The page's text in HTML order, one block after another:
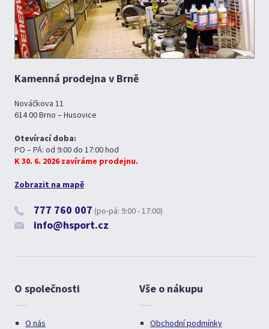
Kamenná prodejna v Brně
Nováčkova 11
614 00 Brno – Husovice
Otevírací doba:
PO – PÁ: od 9:00 do 17:00 hod
K 30. 6. 2026 zavíráme prodejnu.
Zobrazit na mapě
777 760 007 (po-pá: 9:00 - 17:00)
info@hsport.cz
O společnosti
O nás
Vše o nákupu
Obchodní podmínky